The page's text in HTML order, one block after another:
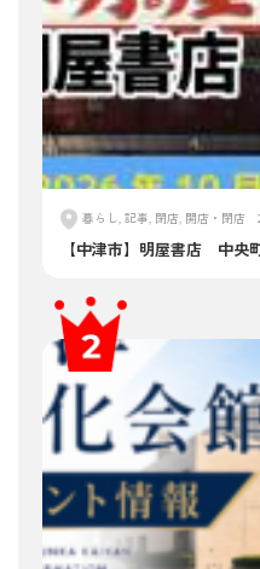
暮らし, 記事, 閉店, 開店・閉店
【中津市】明屋書店 中